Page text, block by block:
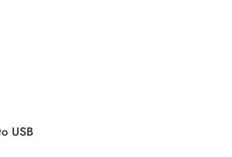
USB